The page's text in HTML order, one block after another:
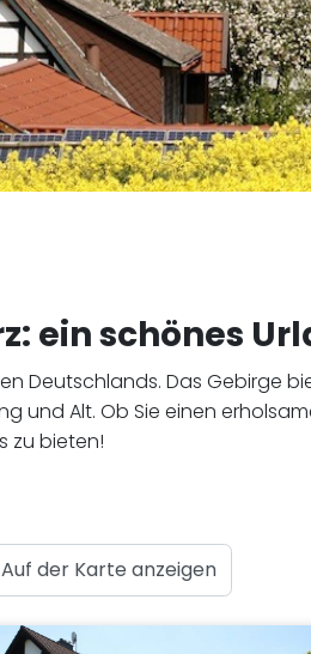
ein schönes
Deutschlands. Das
und Alt. Ob Sie einen
zu bieten!
Auf der Karte anzeigen